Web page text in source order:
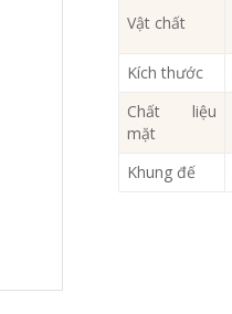
Vật chất
Kích thước
Chất liệu
mặt
Khung đế